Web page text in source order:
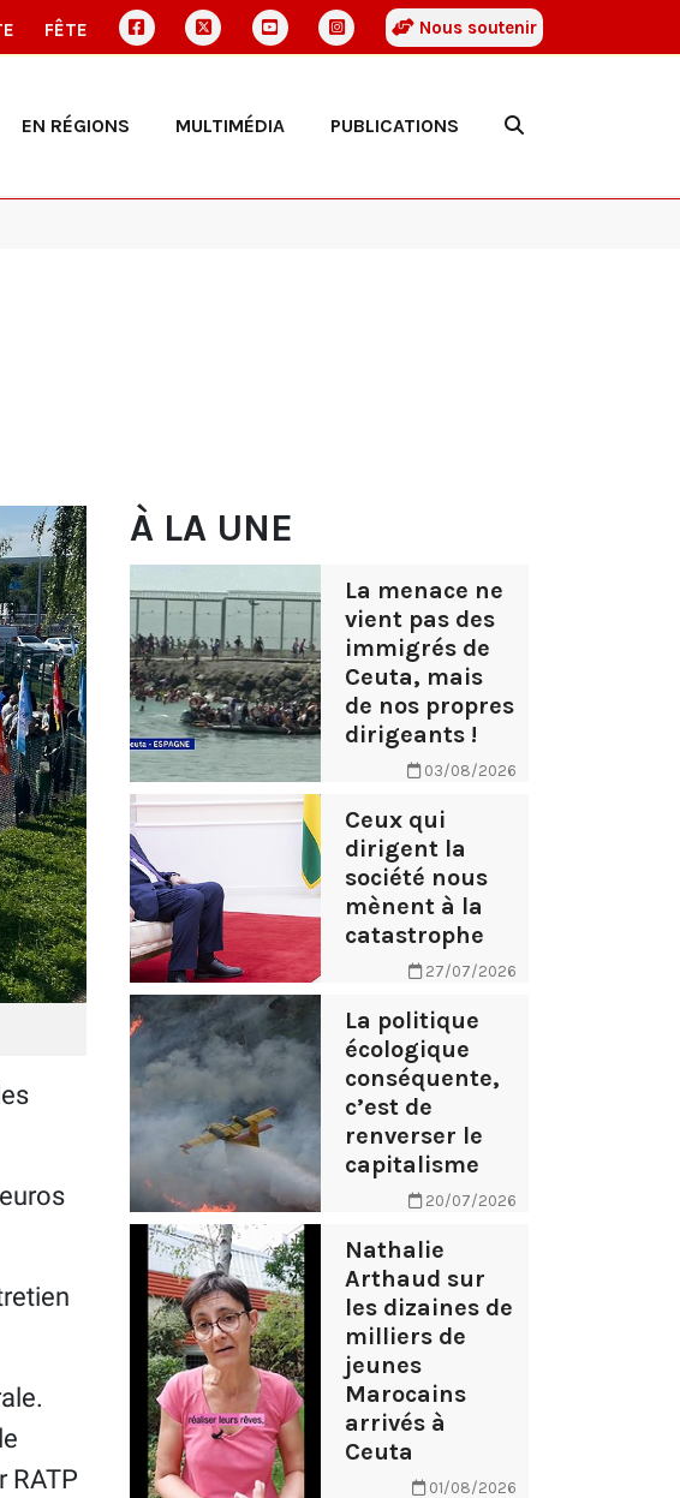
FÊTE Nous soutenir
EN RÉGIONS MULTIMÉDIA PUBLICATIONS
RATP
À LA UNE
La menace ne
vient pas des
immigrés de
Ceuta, mais
de nos propres
dirigeants !
03/08/2026
Ceux qui
dirigent la
société nous
mènent à la
catastrophe
27/07/2026
La politique
écologique
conséquente,
c’est de
renverser le
capitalisme
20/07/2026
Nathalie
Arthaud sur
les dizaines de
milliers de
jeunes
Marocains
arrivés à
Ceuta
01/08/2026